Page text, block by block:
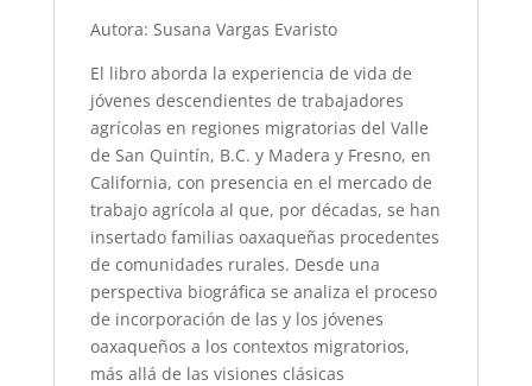
Autora: Susana Vargas Evaristo
El libro aborda la experiencia de vida de
jóvenes descendientes de trabajadores
agrícolas en regiones migratorias del Valle
de San Quintín, B.C. y Madera y Fresno, en
California, con presencia en el mercado de
trabajo agrícola al que, por décadas, se han
insertado familias oaxaqueñas procedentes
de comunidades rurales. Desde una
perspectiva biográfica se analiza el proceso
de incorporación de las y los jóvenes
oaxaqueños a los contextos migratorios,
más allá de las visiones clásicas